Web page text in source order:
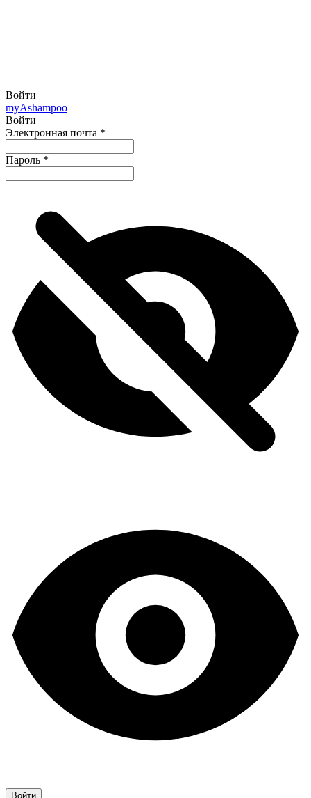
Войти
myAshampoo
Войти
Электронная почта *
Пароль *
Войти